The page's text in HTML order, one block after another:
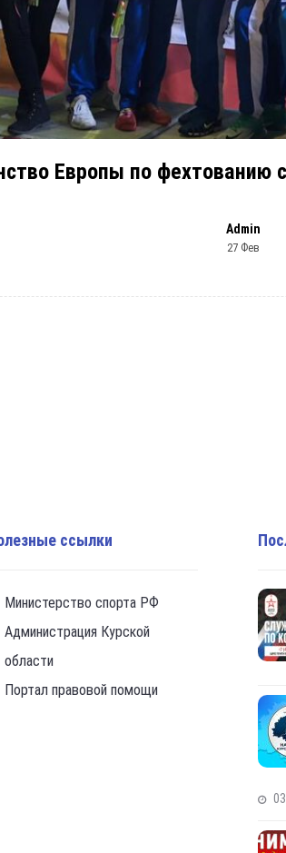
Европы по фехтованию
Admin
27 Фев
ссылки
Министерство спорта РФ
Администрация Курской
области
Портал правовой помощи